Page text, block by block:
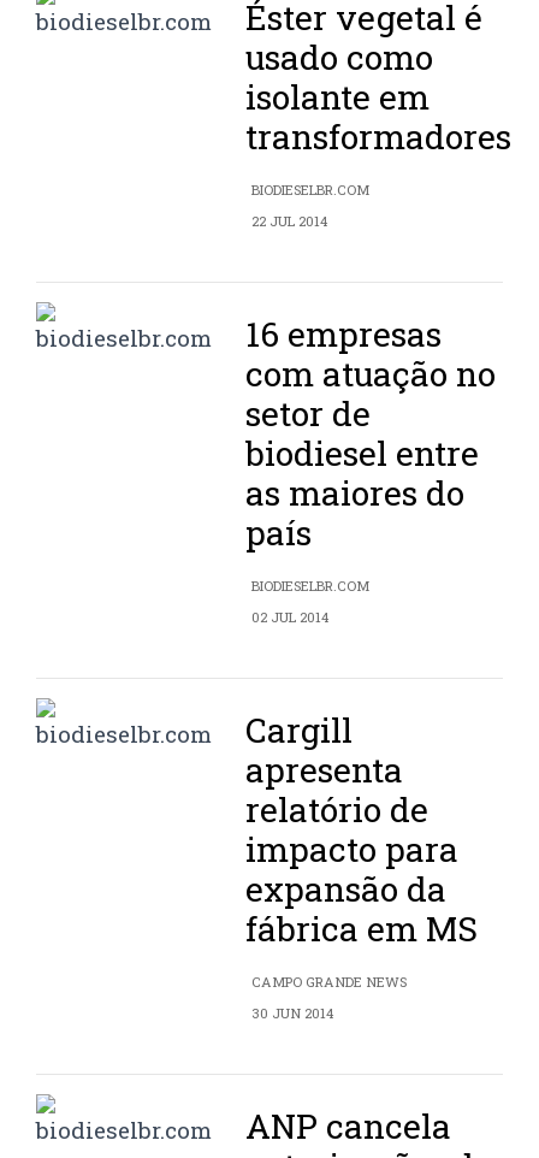
Éster vegetal é
usado como
isolante em
transformadores
BIODIESELBR.COM
22 JUL 2014
16 empresas
com atuação no
setor de
biodiesel entre
as maiores do
país
BIODIESELBR.COM
02 JUL 2014
Cargill
apresenta
relatório de
impacto para
expansão da
fábrica em MS
CAMPO GRANDE NEWS
30 JUN 2014
ANP cancela